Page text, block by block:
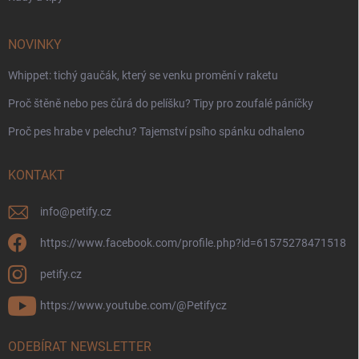
NOVINKY
Whippet: tichý gaučák, který se venku promění v raketu
Proč štěně nebo pes čůrá do pelíšku? Tipy pro zoufalé páníčky
Proč pes hrabe v pelechu? Tajemství psího spánku odhaleno
KONTAKT
info@petify.cz
https://www.facebook.com/profile.php?id=61575278471518
petify.cz
https://www.youtube.com/@Petifycz
ODEBÍRAT NEWSLETTER